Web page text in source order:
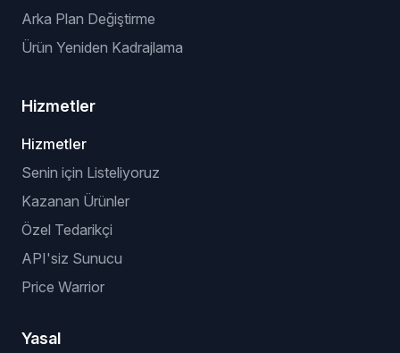
Arka Plan Değiştirme
Ürün Yeniden Kadrajlama
Hizmetler
Hizmetler
Senin için Listeliyoruz
Kazanan Ürünler
Özel Tedarikçi
API'siz Sunucu
Price Warrior
Yasal